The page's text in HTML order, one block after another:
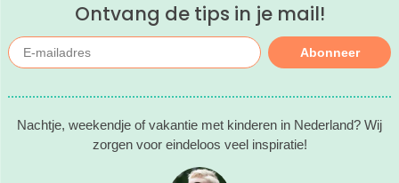
Ontvang de tips in je mail!
Abonneer
Nachtje, weekendje of vakantie met kinderen in Nederland? Wij
zorgen voor eindeloos veel inspiratie!